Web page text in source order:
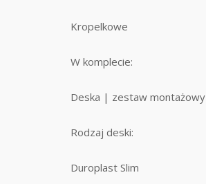
Kropelkowe
W komplecie:
Deska | zestaw montażowy
Rodzaj deski:
Duroplast Slim